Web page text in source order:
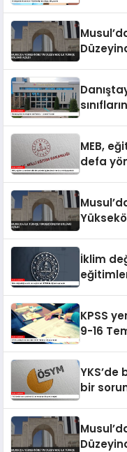
MEB,
defa
İklim
KPSS
9-16
bir